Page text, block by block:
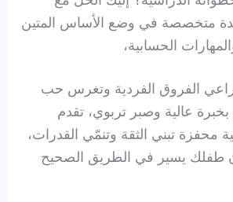
متخصصة في وضع الأساس المتين
الحسابية،
الفروق الفردية وتغرس حب
بخبرة عالية وصبر تربوي، تقدم
محفزة تبني الثقة وتنمّي القدرات،
طفلك يسير في الطريق الصحيح